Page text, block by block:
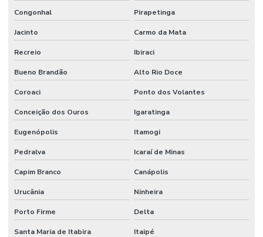
Congonhal Pirapetinga
Jacinto Carmo da Mata
Recreio Ibiraci
Bueno Brandão Alto Rio Doce
Coroaci Ponto dos Volantes
Conceição dos Ouros Igaratinga
Eugenópolis Itamogi
Pedralva Icaraí de Minas
Capim Branco Canápolis
Urucânia Ninheira
Porto Firme Delta
Santa Maria de Itabira Itaipé